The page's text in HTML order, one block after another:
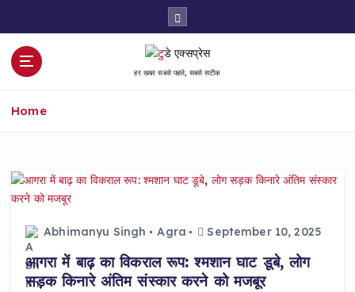
हर खबर सबसे पहले, सबसे सटीक
Home
Abhimanyu Singh Agra September 10, 2025
आगरा में बाढ़ का विकराल रूप: श्मशान घाट डूबे, लोग
सड़क किनारे अंतिम संस्कार करने को मजबूर